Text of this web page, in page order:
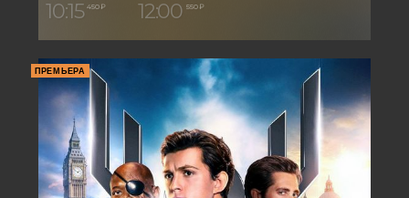
10:15 450 ₽ 12:00 550 ₽
ПРЕМЬЕРА